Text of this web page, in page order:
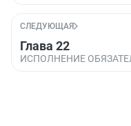
СЛЕДУЮЩАЯ
Глава 22
ИСПОЛНЕНИЕ